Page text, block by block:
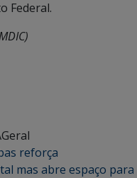
Federal.
Geral
reforça
mas abre espaço para